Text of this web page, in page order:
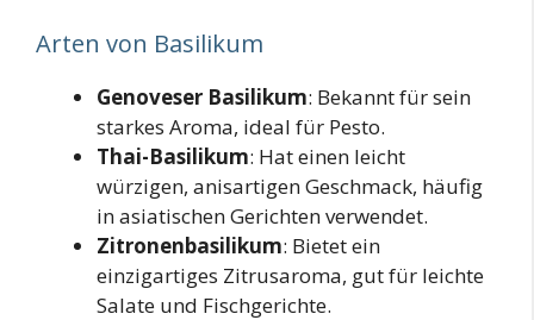
Arten von Basilikum
Genoveser Basilikum: Bekannt für sein
starkes Aroma, ideal für Pesto.
Thai-Basilikum: Hat einen leicht
würzigen, anisartigen Geschmack, häufig
in asiatischen Gerichten verwendet.
Zitronenbasilikum: Bietet ein
einzigartiges Zitrusaroma, gut für leichte
Salate und Fischgerichte.